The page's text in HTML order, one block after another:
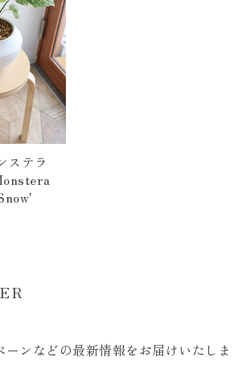
ステラ
ンなどの最新情報をお届けいたしま